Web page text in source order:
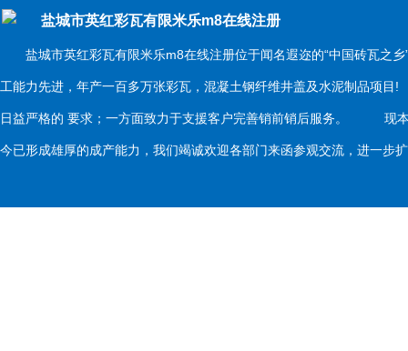
盐城市英红彩瓦有限米乐m8在线注册
盐城市英红彩瓦有限米乐m8在线注册位于闻名遐迩的“中国砖瓦之乡
工能力先进，年产一百多万张彩瓦，混凝土钢纤维井盖及水泥制品项
日益严格的 要求；一方面致力于支援客户完善销前销后服务。 现本
今已形成雄厚的成产能力，我们竭诚欢迎各部门来函参观交流，进一